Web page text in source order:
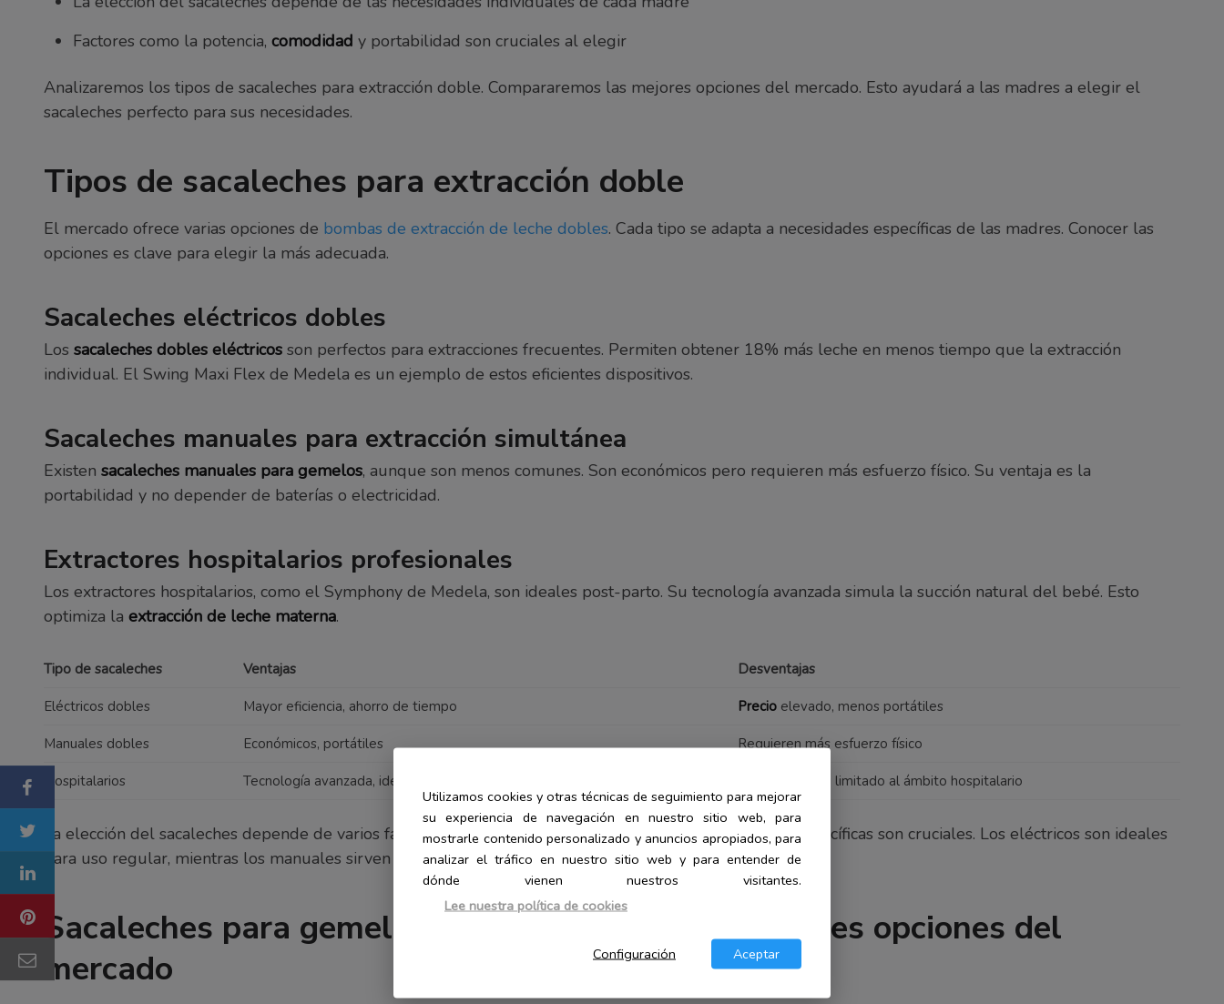
Factores como la potencia, comodidad y portabilidad son cruciales al elegir
Analizaremos los tipos de sacaleches para extracción doble. Compararemos las mejores opciones del mercado. Esto ayudará a las madres a elegir el
sacaleches perfecto para sus necesidades.
Tipos de sacaleches para extracción doble
El mercado ofrece varias opciones de bombas de extracción de leche dobles. Cada tipo se adapta a necesidades específicas de las madres. Conocer las
opciones es clave para elegir la más adecuada.
Sacaleches eléctricos dobles
Los sacaleches dobles eléctricos son perfectos para extracciones frecuentes. Permiten obtener 18% más leche en menos tiempo que la extracción
individual. El Swing Maxi Flex de Medela es un ejemplo de estos eficientes dispositivos.
Sacaleches manuales para extracción simultánea
Existen sacaleches manuales para gemelos, aunque son menos comunes. Son económicos pero requieren más esfuerzo físico. Su ventaja es la
portabilidad y no depender de baterías o electricidad.
Extractores hospitalarios profesionales
Los extractores hospitalarios, como el Symphony de Medela, son ideales post-parto. Su tecnología avanzada simula la succión natural del bebé. Esto
optimiza la extracción de leche materna.
Tipo de sacaleches Ventajas Desventajas
Eléctricos dobles Mayor eficiencia, ahorro de tiempo Precio elevado, menos portátiles
Manuales dobles Económicos, portátiles Requieren más esfuerzo físico
Hospitalarios Tecnología avanzada, ideal para inicio de lactancia Alto costo, uso limitado al ámbito hospitalario
La elección del sacaleches depende de varios factores personales. El uso, presupuesto y necesidades específicas son cruciales. Los eléctricos son ideales
para uso regular, mientras los manuales sirven para ocasiones puntuales.
Sacaleches para gemelos: Comparativa de las mejores opciones del
mercado
Utilizamos cookies y otras técnicas de seguimiento para mejorar
su experiencia de navegación en nuestro sitio web, para
mostrarle contenido personalizado y anuncios apropiados, para
analizar el tráfico en nuestro sitio web y para entender de
dónde vienen nuestros visitantes.
Lee nuestra política de cookies
Aceptar
Configuración